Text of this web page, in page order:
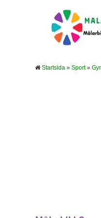
Startsida » Sport»